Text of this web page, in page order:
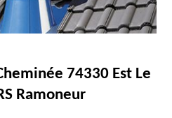
74330 Est Le
Ramoneur